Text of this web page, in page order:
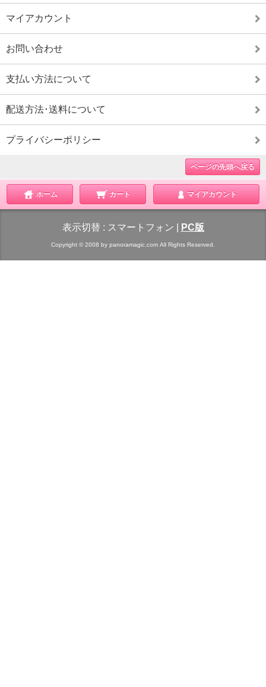
マイアカウント
お問い合わせ
支払い方法について
配送方法･送料について
プライバシーポリシー
ページの先頭へ戻る
ホーム カート マイアカウント
表示切替 : スマートフォン PC版
Copyright © 2008 by panoramagic.com All Rights Reserved.